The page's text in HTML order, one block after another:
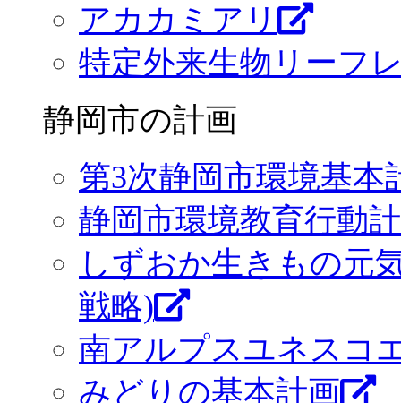
アカカミアリ
特定外来生物リーフ
静岡市の計画
第3次静岡市環境基本
静岡市環境教育行動
しずおか生きもの元
戦略)
南アルプスユネスコ
みどりの基本計画